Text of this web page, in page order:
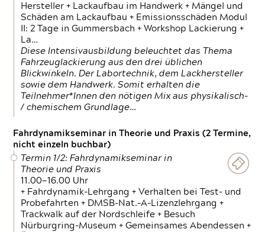
Hersteller + Lackaufbau im Handwerk + Mängel und
Schäden am Lackaufbau + Emissionsschäden Modul
II: 2 Tage in Gummersbach + Workshop Lackierung +
La…
Diese Intensivausbildung beleuchtet das Thema
Fahrzeuglackierung aus den drei üblichen
Blickwinkeln. Der Labortechnik, dem Lackhersteller
sowie dem Handwerk. Somit erhalten die
Teilnehmer*Innen den nötigen Mix aus physikalisch-
/ chemischem Grundlage…
Fahrdynamikseminar in Theorie und Praxis (2 Termine,
nicht einzeln buchbar)
Termin 1/2: Fahrdynamikseminar in
Theorie und Praxis
11.00—16.00 Uhr
+ Fahrdynamik-Lehrgang + Verhalten bei Test- und
Probefahrten + DMSB-Nat.-A-Lizenzlehrgang +
Trackwalk auf der Nordschleife + Besuch
Nürburgring-Museum + Gemeinsames Abendessen +